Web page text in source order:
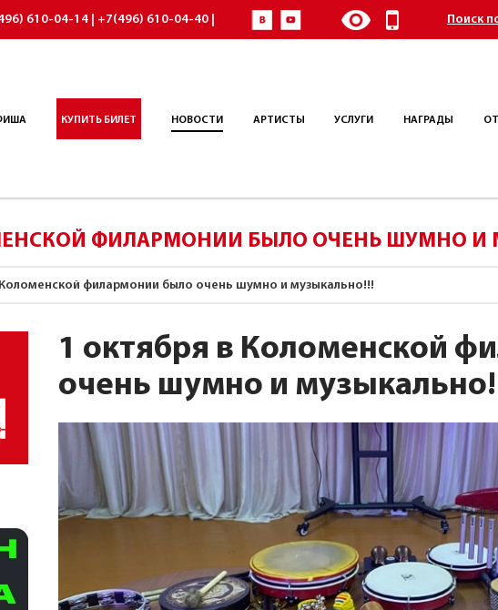
610-04-14 | +7(496) 610-04-40 | Поиск
КУПИТЬ БИЛЕТ НОВОСТИ АРТИСТЫ УСЛУГИ НАГРАДЫ
ФИЛАРМОНИИ БЫЛО ОЧЕНЬ ШУМНО И
филармонии было очень шумно и музыкально!!!
1 октября в Коломенской
очень шумно и